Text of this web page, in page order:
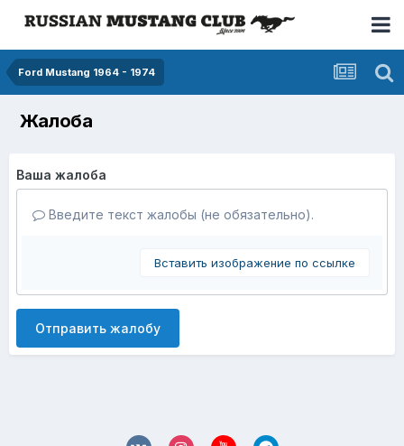
Ford Mustang 1964 - 1974
Жалоба
Ваша жалоба
Введите текст жалобы (не обязательно).
Вставить изображение по ссылке
Отправить жалобу